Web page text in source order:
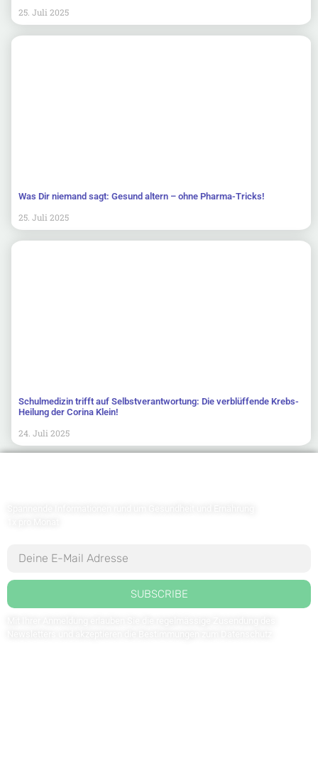
25. Juli 2025
Was Dir niemand sagt: Gesund altern – ohne Pharma-Tricks!
25. Juli 2025
Schulmedizin trifft auf Selbstverantwortung: Die verblüffende Krebs-
Heilung der Corina Klein!
24. Juli 2025
SUBSCRIBE